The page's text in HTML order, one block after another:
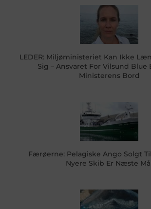
LEDER: Miljøministeriet Kan Ikke
Sig – Ansvaret For Vilsund Blue
Ministerens Bord
Færøerne: Pelagiske Ango Solgt
Nyere Skib Er Næste